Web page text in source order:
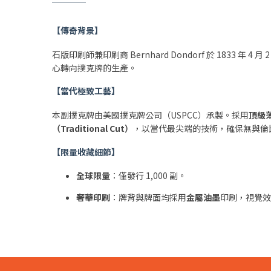
【傳奇背景】
石版印刷師兼印刷商 Bernhard Dondorf 於 1833 年 4 月
心轉向撲克牌的生產。
【當代極致工藝】
本副撲克牌由美國撲克牌公司（USPCC）承製。採用頂級
（Traditional Cut）
，以當代最尖端的技術，確保無與
【限量收藏細節】
全球限量 ：僅發行 1,000 副。
奢華印刷 ：牌背與牌面均採用金屬油墨印刷，視覺